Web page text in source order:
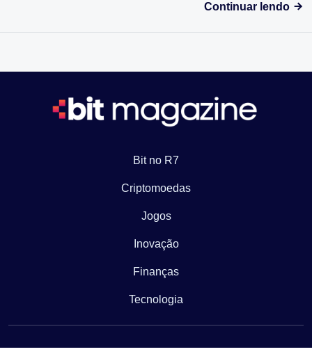
Continuar lendo
Bit no R7
Criptomoedas
Jogos
Inovação
Finanças
Tecnologia